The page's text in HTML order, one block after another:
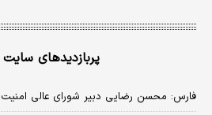
پربازدیدهای
فارس: محسن رضایی دبیر شورای عالی